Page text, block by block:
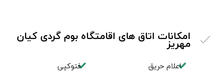
امکانات اتاق های اقامتگاه بوم گردی کیان
مهریز
اعلام حریق فتوکپی